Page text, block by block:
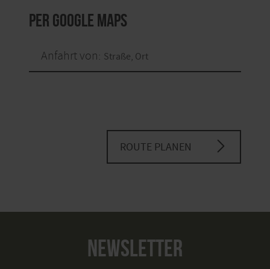
per Google Maps
Anfahrt von:
ROUTE PLANEN
NEWSLETTER